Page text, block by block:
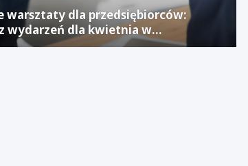
warsztaty dla przedsiębiorców:
wydarzeń dla kwietnia w
Laboratorium Biznesu